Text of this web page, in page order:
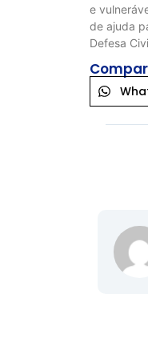
e
de ajuda
Defesa